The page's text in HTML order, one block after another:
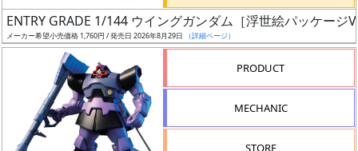
ENTRY GRADE 1/144 ウイングガンダム［浮世絵パッケージ
メーカー希望小売価格 1,760円 / 発売日 2026年8月29日 （詳細ページ）
PRODUCT
MECHANIC
STORE